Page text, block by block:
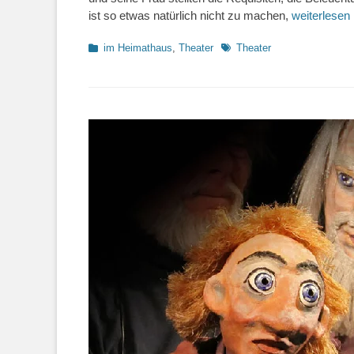
ist so etwas natürlich nicht zu machen,
Kategorien
im Heimathaus Theater Schlagworte
Theater